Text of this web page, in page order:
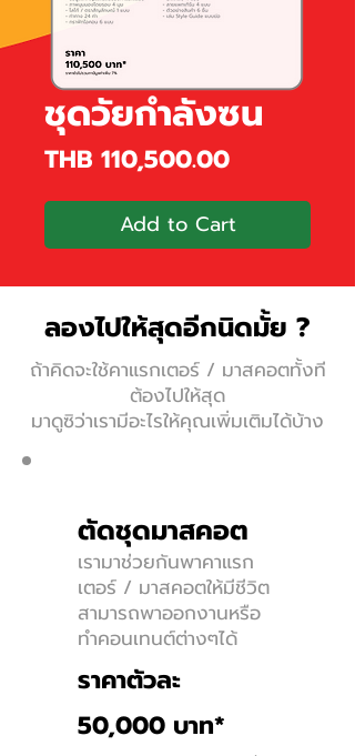
ชุดวัยกำลังซน
THB 110,500.00Price
Add to Cart
ลองไปให้สุดอีกนิดมั้ย ?
ถ้าคิดจะใช้คาแรกเตอร์ / มาสคอตทั้งที
ต้องไปให้สุด
มาดูซิว่าเรามีอะไรให้คุณเพิ่มเติมได้บ้าง
ตัดชุดมาสคอต
เรามาช่วยกันพาคาแรก
เตอร์ / มาสคอตให้มีชีวิต
สามารถพาออกงานหรือ
ทําคอนเทนต์ต่างๆได้
ราคาตัวละ
50,000 บาท*